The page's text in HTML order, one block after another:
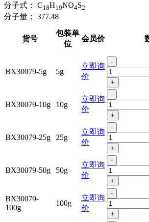
分子式：
C18H19NO4S2
分子量： 377.48
货号
包装单
位
会员价
BX30079-5g 5g
立即询
价
-
+
BX30079-10g 10g
立即询
价
-
+
BX30079-25g 25g
立即询
价
-
+
BX30079-50g 50g
立即询
价
-
+
BX30079-
100g
100g
立即询
价
-
+